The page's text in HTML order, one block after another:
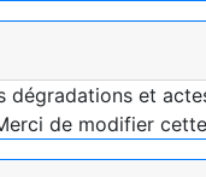
dégradations et
de modifier